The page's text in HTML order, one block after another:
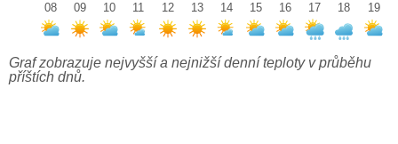
08
09
10
11
12
13
14
15
16
17
18
19
Graf zobrazuje nejvyšší a nejnižší denní teploty v průběhu
příštích dnů.